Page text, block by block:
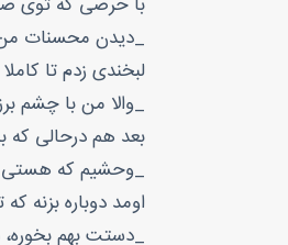
_دیدن محسنات
لبخندی زدم تا
_والا من با چشم
بعد هم درحالی که
_وحشیم که هستی
اومد دوباره بزنه
_دستت بهم